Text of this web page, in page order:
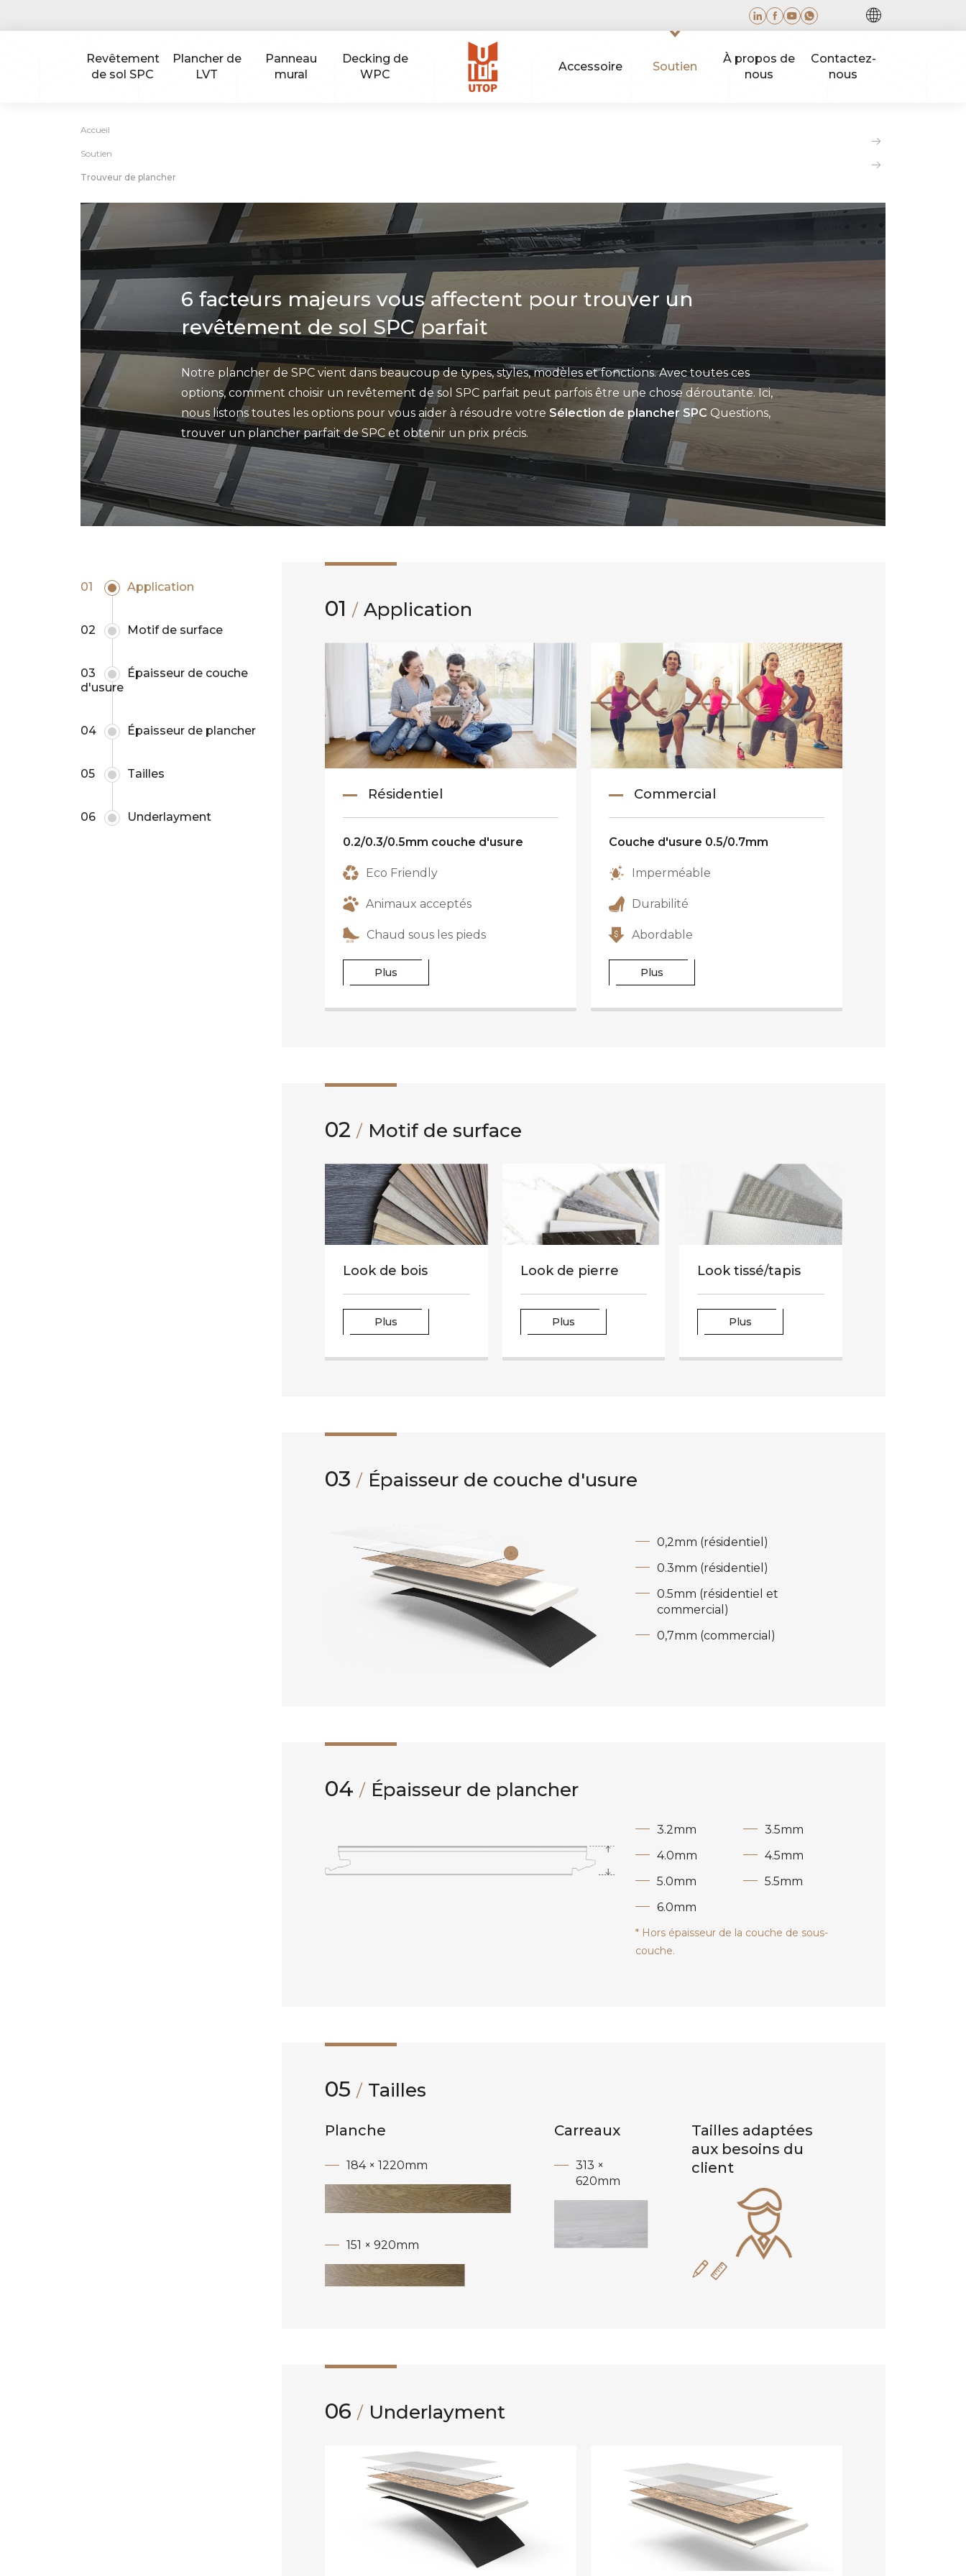
Revêtement
de sol SPC
Plancher de
LVT
Panneau
mural
Decking de
WPC
Accessoire Soutien
À propos de
nous
Contactez-
nous
Accueil
Soutien
Trouveur de plancher
6 facteurs majeurs vous affectent pour trouver un
revêtement de sol SPC parfait
Notre plancher de SPC vient dans beaucoup de types, styles, modèles et fonctions. Avec toutes ces
options, comment choisir un revêtement de sol SPC parfait peut parfois être une chose déroutante. Ici,
nous listons toutes les options pour vous aider à résoudre votre Sélection de plancher SPC Questions,
trouver un plancher parfait de SPC et obtenir un prix précis.
01 Application
02 Motif de surface
03
Épaisseur de couche
d'usure
04 Épaisseur de plancher
05 Tailles
06 Underlayment
01 / Application
Résidentiel
0.2/0.3/0.5mm couche d'usure
Eco Friendly
Animaux acceptés
Chaud sous les pieds
Plus
Commercial
Couche d'usure 0.5/0.7mm
Imperméable
Durabilité
Abordable
Plus
02 / Motif de surface
Look de bois
Plus
Look de pierre
Plus
Look tissé/tapis
Plus
03 / Épaisseur de couche d'usure
0,2mm (résidentiel)
0.3mm (résidentiel)
0.5mm (résidentiel et
commercial)
0,7mm (commercial)
04 / Épaisseur de plancher
3.2mm
3.5mm
4.0mm
4.5mm
5.0mm
5.5mm
6.0mm
* Hors épaisseur de la couche de sous-
couche.
05 / Tailles
Planche
184 × 1220mm
151 × 920mm
Carreaux
313 ×
620mm
Tailles adaptées
aux besoins du
client
06 / Underlayment